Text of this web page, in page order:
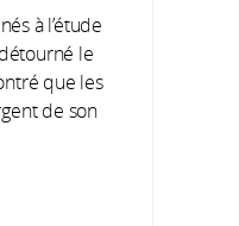
à l’étude
le
que les
de son